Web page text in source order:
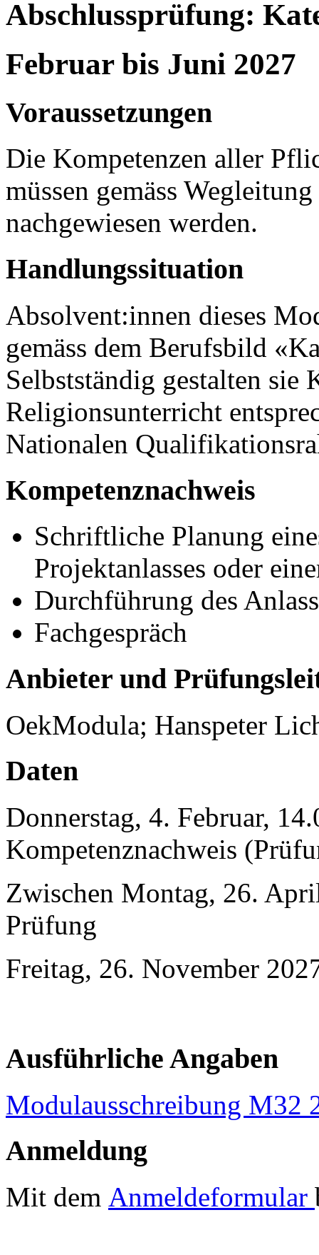
Abschlussprüfung:
Februar bis Juni 2027
Voraussetzungen
Die Kompetenzen aller
müssen gemäss
nachgewiesen werden.
Handlungssituation
Absolvent:innen dieses
gemäss dem Berufsbild
Selbstständig gestalten sie
Religionsunterricht
Nationalen
Kompetenznachweis
Schriftliche Planung
Projektanlasses oder
Durchführung des
Fachgespräch
Anbieter und
OekModula; Hanspeter
Daten
Donnerstag, 4. Februar,
Kompetenznachweis
Zwischen Montag, 26.
Prüfung
Freitag, 26. November
Ausführliche Angaben
Modulausschreibung M32
Anmeldung
Mit dem Anmeldeformular